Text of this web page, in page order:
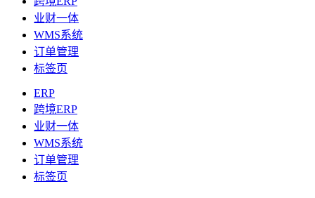
业财一体
WMS系统
订单管理
标签页
ERP
跨境ERP
业财一体
WMS系统
订单管理
标签页